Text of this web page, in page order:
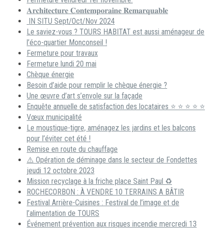
𝐀𝐫𝐜𝐡𝐢𝐭𝐞𝐜𝐭𝐮𝐫𝐞 𝐂𝐨𝐧𝐭𝐞𝐦𝐩𝐨𝐫𝐚𝐢𝐧𝐞 𝐑𝐞𝐦𝐚𝐫𝐪𝐮𝐚𝐛𝐥𝐞
IN SITU Sept/Oct/Nov 2024
Le saviez-vous ? TOURS HABITAT est aussi aménageur de
l’éco-quartier Monconseil !
Fermeture pour travaux
Fermeture lundi 20 mai
Chèque énergie
Besoin d’aide pour remplir le chèque énergie ?
Une œuvre d’art s’envole sur la façade
Enquête annuelle de satisfaction des locataires ⭐ ⭐ ⭐ ⭐ ⭐
Vœux municipalité
Le moustique-tigre, aménagez les jardins et les balcons
pour l’éviter cet été !
Remise en route du chauffage
⚠️ Opération de déminage dans le secteur de Fondettes
jeudi 12 octobre 2023
Mission recyclage à la friche place Saint Paul ♻️
ROCHECORBON : À VENDRE 10 TERRAINS A BÂTIR
Festival Arrière-Cuisines : Festival de l’image et de
l’alimentation de TOURS
Événement prévention aux risques incendie mercredi 13